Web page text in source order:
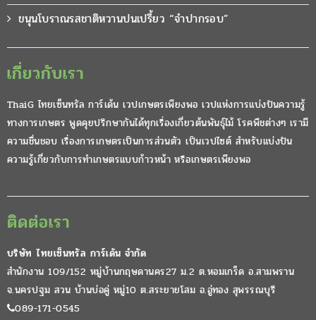
ขนุนโบราณรสชาติหวานปนเปรี้ยว “จำปากรอบ”
เกี่ยวกับเรา
ThaiG ไทยเซ็นทรัล การ์เด้น เวปเกษตรเพียงพอ เวปแห่งการแบ่งปันความรู้
ทางการเกษตร พูดคุยปรึกษากันได้ทุกเรื่องเกี่ยวต้นพันธุ์ไม้ โรคพืชต่างๆ เรามี
ความชื่นชอบ เรื่องการเกษตรเป็นการส่วนตัว เป็นเวปไซต์ สำหรับแบ่งปัน
ความรู้เกี่ยวกับการทำเกษตรแบบก้าวหน้า หรือเกษตรเพียงพอ
ติดต่อเรา
บริษัท ไทยเซ็นทรัล การ์เด้น จำกัด
สำนักงาน 109/152 หมู่บ้านกฤษดานคร27 ม.2 ต.หอมเกร็ด อ.สามพราน
จ.นครปฐม สวน บ้านบ่อคู่ หมู่10 ต.สระยายโสม อ.อู่ทอง สุพรรณบุรี
089-171-0545